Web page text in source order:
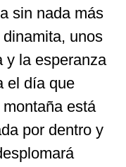
sin nada más
unos
y la esperanza
el día que
está
por dentro y